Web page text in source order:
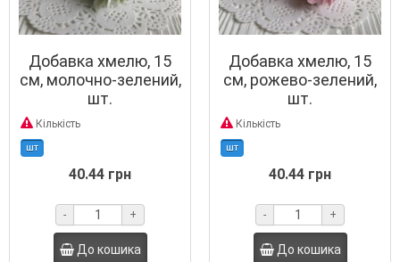
Добавка хмелю, 15
см, молочно-зелений,
шт.
Кількість
шт
40.44 грн
- +
До кошика
Добавка хмелю, 15
см, рожево-зелений,
шт.
Кількість
шт
40.44 грн
- +
До кошика